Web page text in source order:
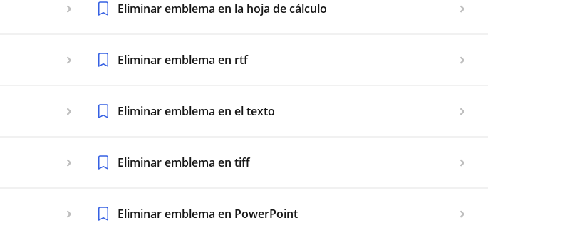
Eliminar emblema en la hoja de cálculo
Eliminar emblema en rtf
Eliminar emblema en el texto
Eliminar emblema en tiff
Eliminar emblema en PowerPoint